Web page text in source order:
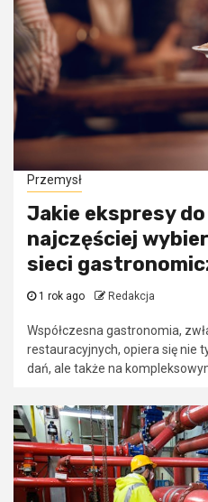
Przemysł
Jakie ekspresy
najczęściej
sieci
1 rok ago Redakcja
Współczesna gastronomia,
restauracyjnych, opiera się nie
dań, ale także na